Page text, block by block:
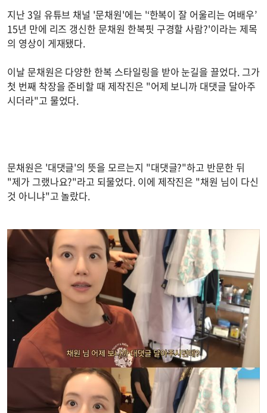
지난 3일 유튜브 채널 '문채원'에는 '‘한복이 잘 어울리는 여배우’
15년 만에 리즈 갱신한 문채원 한복핏 구경할 사람?'이라는 제목
의 영상이 게재됐다.
이날 문채원은 다양한 한복 스타일링을 받아 눈길을 끌었다. 그가
첫 번째 착장을 준비할 때 제작진은 "어제 보니까 대댓글 달아주
시더라"고 물었다.
문채원은 '대댓글'의 뜻을 모르는지 "대댓글?"하고 반문한 뒤
"제가 그랬나요?"라고 되물었다. 이에 제작진은 "채원 님이 다신
것 아니냐"고 놀랐다.